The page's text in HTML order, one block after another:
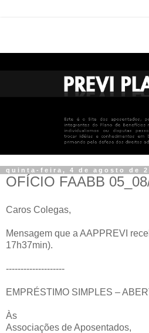
quinta-feira, 4 de agosto de
OFÍCIO FAABB
Caros Colegas,
Mensagem que a AAPPREVI
17h37min).
--------------------
EMPRÉSTIMO SIMPLES –
Às
Associações de Aposentados,